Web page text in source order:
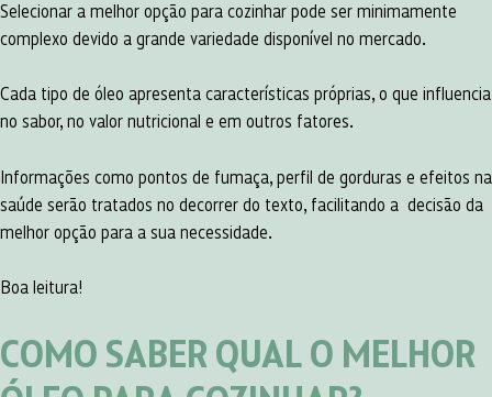
Selecionar a melhor opção para cozinhar pode ser minimamente
complexo devido a grande variedade disponível no mercado.
Cada tipo de óleo apresenta características próprias, o que influencia
no sabor, no valor nutricional e em outros fatores.
Informações como pontos de fumaça, perfil de gorduras e efeitos na
saúde serão tratados no decorrer do texto, facilitando a decisão da
melhor opção para a sua necessidade.
Boa leitura!
COMO SABER QUAL O MELHOR